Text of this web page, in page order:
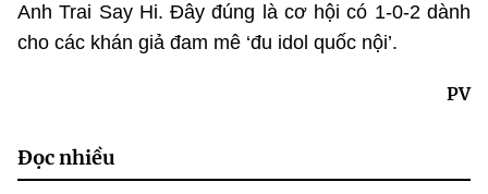
Anh Trai Say Hi. Đây đúng là cơ hội có 1-0-2 dành
cho các khán giả đam mê ‘đu idol quốc nội’.
PV
Đọc nhiều